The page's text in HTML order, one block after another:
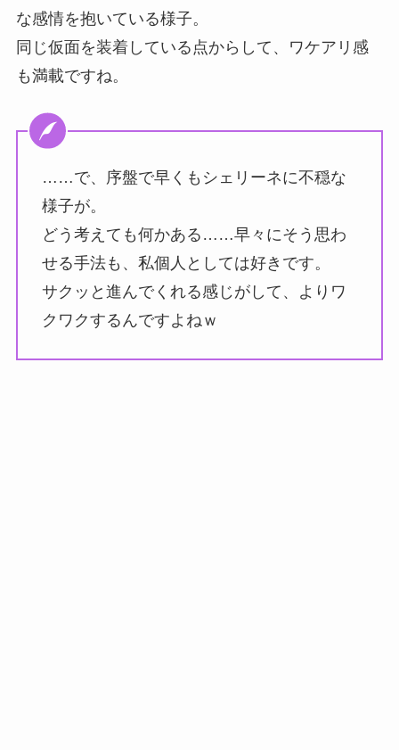
な感情を抱いている様子。
同じ仮面を装着している点からして、ワケアリ感
も満載ですね。
……で、序盤で早くもシェリーネに不穏な
様子が。
どう考えても何かある……早々にそう思わ
せる手法も、私個人としては好きです。
サクッと進んでくれる感じがして、よりワ
クワクするんですよねｗ